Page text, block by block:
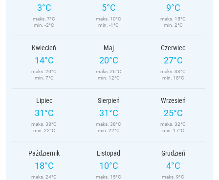
3°C
maks. 7°C
min. -2°C
5°C
maks. 10°C
min. -1°C
9°C
maks. 15°C
min. 2°C
Kwiecień
14°C
maks. 20°C
min. 7°C
Maj
20°C
maks. 26°C
min. 12°C
Czerwiec
27°C
maks. 33°C
min. 18°C
Lipiec
31°C
maks. 38°C
min. 22°C
Sierpień
31°C
maks. 38°C
min. 22°C
Wrzesień
25°C
maks. 32°C
min. 17°C
Październik
18°C
maks. 24°C
Listopad
10°C
maks. 15°C
Grudzień
4°C
maks. 9°C